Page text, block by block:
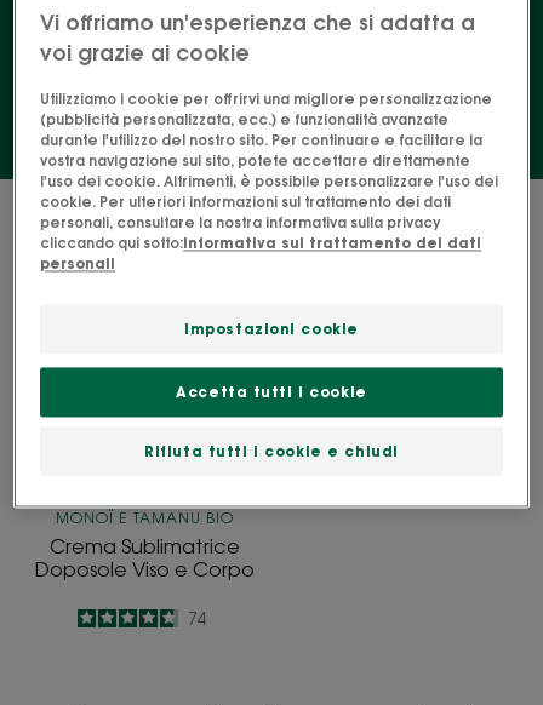
per corpo e capelli da usare sotto la doccia. Che
piacere insaponarsi!
1 risultato "Crema doposole"
Doposole
Corpo
MONOÏ E TAMANU BIO
Crema Sublimatrice
Doposole Viso e Corpo
4.8
/
5
74
Vi offriamo un'esperienza che si adatta a
voi grazie ai cookie
Utilizziamo i cookie per offrirvi una migliore personalizzazione
(pubblicità personalizzata, ecc.) e funzionalità avanzate
durante l'utilizzo del nostro sito. Per continuare e facilitare la
vostra navigazione sul sito, potete accettare direttamente
l'uso dei cookie. Altrimenti, è possibile personalizzare l'uso dei
cookie. Per ulteriori informazioni sul trattamento dei dati
personali, consultare la nostra informativa sulla privacy
cliccando qui sotto: Informativa sul trattamento dei dati
personali
Impostazioni cookie
Rifiuta tutti i cookie e chiudi
Accetta tutti i cookie